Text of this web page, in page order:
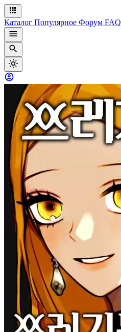
Каталог Популярное Форум FAQ